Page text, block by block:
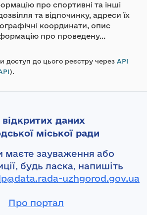
про спортивні та інші
та відпочинку, адреси їх
координати, опис
про проведену...
доступ до цього реєстру через API
).
даних
міської ради
маєте зауваження або
будь ласка, напишіть
uzhgorod.gov.ua
Про портал